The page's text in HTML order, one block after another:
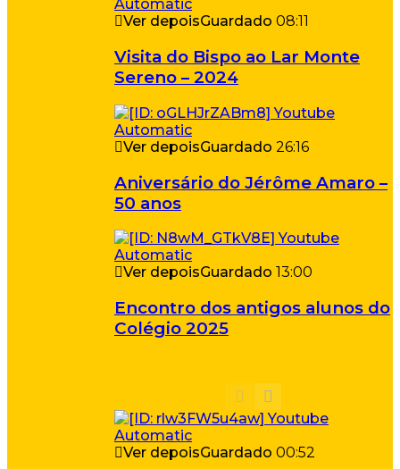
Ver depoisGuardado 08:11
Visita do Bispo ao Lar Monte
Sereno – 2024
Ver depoisGuardado 26:16
Aniversário do Jérôme Amaro –
50 anos
Ver depoisGuardado 13:00
Encontro dos antigos alunos do
Colégio 2025
Ver depoisGuardado 00:52